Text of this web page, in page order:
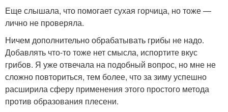
Еще слышала, что помогает сухая горчица, но тоже —
лично не проверяла.
Ничем дополнительно обрабатывать грибы не надо.
Добавлять что-то тоже нет смысла, испортите вкус
грибов. Я уже отвечала на подобный вопрос, но мне не
сложно повториться, тем более, что за зиму успешно
расширила сферу применения этого простого метода
против образования плесени.